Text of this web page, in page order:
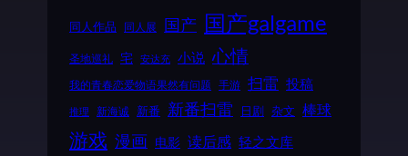
同人作品 同人展 国产 国产galgame
圣地巡礼 宅 安达充 小说 心情
我的青春恋爱物语果然有问题 手游 扫雷 投稿
推理 新海诚 新番 新番扫雷 日剧 杂文 棒球
游戏 漫画 电影 读后感 轻之文库